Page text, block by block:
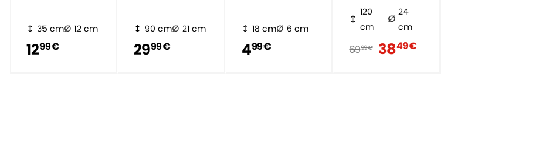
35 cm 12 cm
1299 €
90 cm 21 cm
2999 €
18 cm 6 cm
499 €
120
cm
24
cm
6999 € 3849 €